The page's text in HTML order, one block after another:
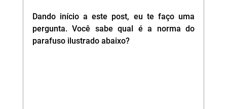
Dando início a este post, eu te faço uma
pergunta. Você sabe qual é a norma do
parafuso ilustrado abaixo?